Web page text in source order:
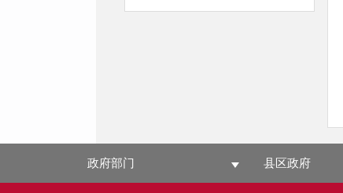
政府部门 县区政府